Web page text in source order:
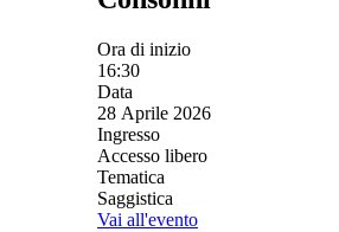
Ora di inizio
16:30
Data
28 Aprile 2026
Ingresso
Accesso libero
Tematica
Saggistica
Vai all'evento